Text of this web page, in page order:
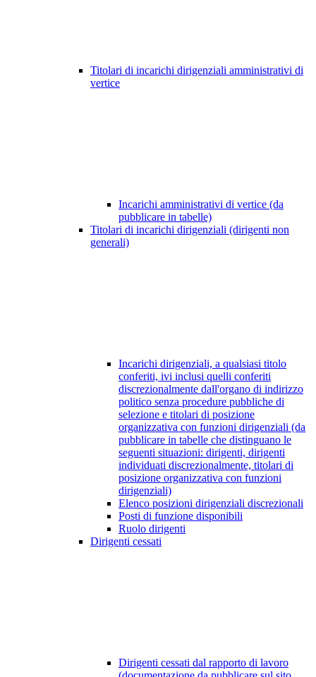
Titolari di incarichi dirigenziali amministrativi di
vertice
Incarichi amministrativi di vertice (da
pubblicare in tabelle)
Titolari di incarichi dirigenziali (dirigenti non
generali)
Incarichi dirigenziali, a qualsiasi titolo
conferiti, ivi inclusi quelli conferiti
discrezionalmente dall'organo di indirizzo
politico senza procedure pubbliche di
selezione e titolari di posizione
organizzativa con funzioni dirigenziali (da
pubblicare in tabelle che distinguano le
seguenti situazioni: dirigenti, dirigenti
individuati discrezionalmente, titolari di
posizione organizzativa con funzioni
dirigenziali)
Elenco posizioni dirigenziali discrezionali
Posti di funzione disponibili
Ruolo dirigenti
Dirigenti cessati
Dirigenti cessati dal rapporto di lavoro